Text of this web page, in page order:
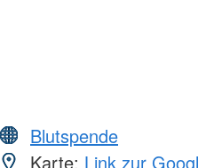
Blutspende
Karte: Link zur